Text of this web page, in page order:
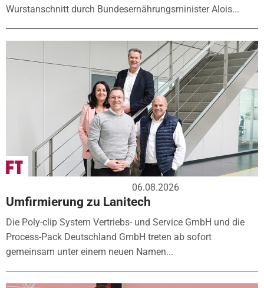
Wurstanschnitt durch Bundesernährungsminister Alois...
06.08.2026
Umfirmierung zu Lanitech
Die Poly-clip System Vertriebs- und Service GmbH und die
Process-Pack Deutschland GmbH treten ab sofort
gemeinsam unter einem neuen Namen...